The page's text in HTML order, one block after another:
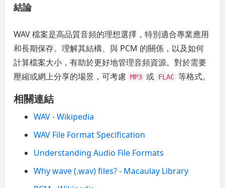
結論
WAV 檔案是高品質音頻的理想選擇，特別適合專業應用
和長期保存。理解其結構、與 PCM 的關係，以及如何
計算檔案大小，有助於更好地管理音頻資源。對於需要
壓縮或網上分享的場景，可考慮 MP3 或 FLAC 等格式。
相關連結
WAV - Wikipedia
WAV File Format Specification
Understanding Audio File Formats
Why wave (.wav) files? - Macaulay Library